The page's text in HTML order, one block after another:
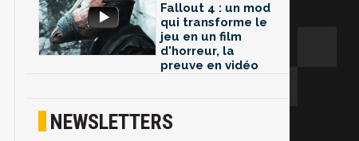
Fallout 4 : un mod
qui transforme le
jeu en un film
d'horreur, la
preuve en vidéo
NEWSLETTERS